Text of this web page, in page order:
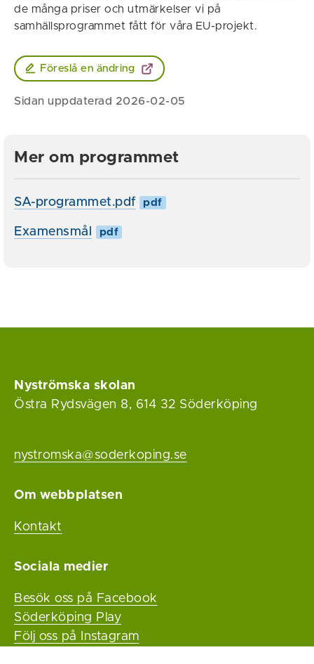
de många priser och utmärkelser vi på
samhällsprogrammet fått för våra EU-projekt.
Föreslå en ändring
Sidan uppdaterad 2026-02-05
Mer om programmet
SA-programmet.pdf pdf
Examensmål pdf
Nyströmska skolan
Östra Rydsvägen 8, 614 32 Söderköping
nystromska@soderkoping.se
Om webbplatsen
Kontakt
Sociala medier
Besök oss på Facebook
Söderköping Play
Följ oss på Instagram